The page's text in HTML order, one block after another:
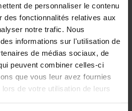
de personnaliser le contenu
des fonctionnalités relatives aux
notre trafic. Nous
informations sur l'utilisation de
de médias sociaux, de
peuvent combiner celles-ci
que vous leur avez fournies
de votre utilisation de leurs
99€
Paiement sécurisé
Paiement en ligne 100% sécurisé par
carte bancaire ou Paypal